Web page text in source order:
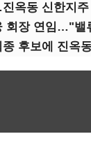
옥동 신한지주